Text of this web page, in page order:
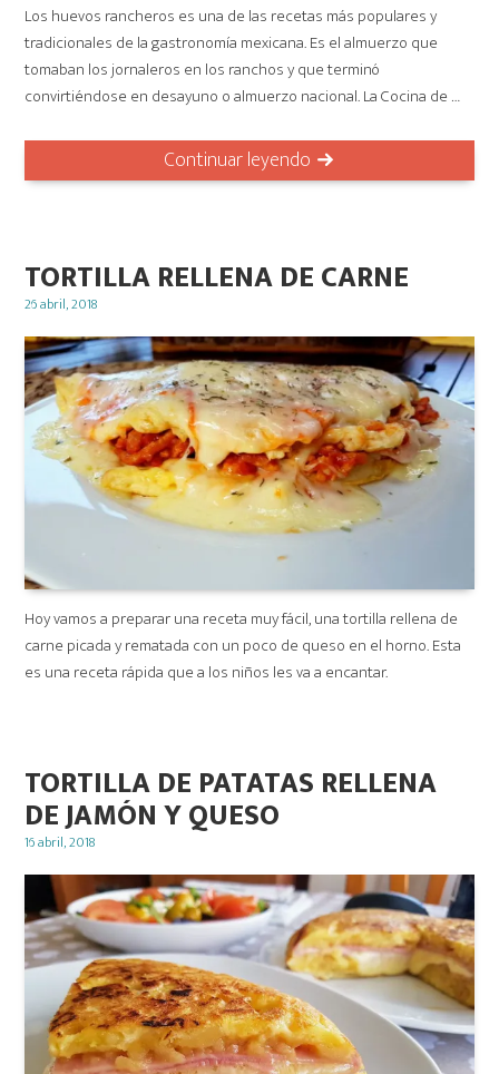
Los huevos rancheros es una de las recetas más populares y
tradicionales de la gastronomía mexicana. Es el almuerzo que
tomaban los jornaleros en los ranchos y que terminó
convirtiéndose en desayuno o almuerzo nacional. La Cocina de …
Continuar leyendo
TORTILLA RELLENA DE CARNE
Posted
26 abril, 2018
Hoy vamos a preparar una receta muy fácil, una tortilla rellena de
carne picada y rematada con un poco de queso en el horno. Esta
es una receta rápida que a los niños les va a encantar.
TORTILLA DE PATATAS RELLENA
DE JAMÓN Y QUESO
Posted
16 abril, 2018